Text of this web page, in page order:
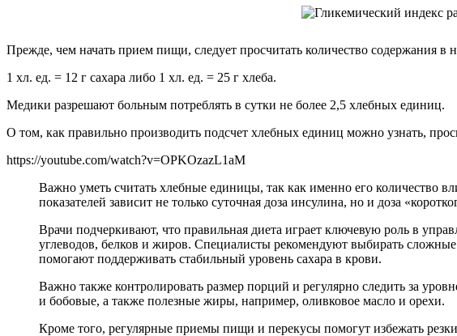
Прежде, чем начать прием пищи, следует просчитать количество содержания
1 хл. ед. = 12 г сахара либо 1 хл. ед. = 25 г хлеба.
Медики разрешают больным потреблять в сутки не более 2,5 хлебных единиц.
О том, как правильно производить подсчет хлебных единиц можно узнать,
https://youtube.com/watch?v=OPKOzazL1aM
Важно уметь считать хлебные единицы, так как именно его количество
показателей зависит не только суточная доза инсулина, но и доза
Врачи подчеркивают, что правильная диета играет ключевую роль в
углеводов, белков и жиров. Специалисты рекомендуют выбирать
помогают поддерживать стабильный уровень сахара в крови.
Важно также контролировать размер порций и регулярно следить за
и бобовые, а также полезные жиры, например, оливковое масло и орехи.
Кроме того, регулярные приемы пищи и перекусы помогут избежать